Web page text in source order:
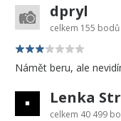
dpryl
celkem 155 bodů
Námět beru, ale
Lenka
celkem 40 499